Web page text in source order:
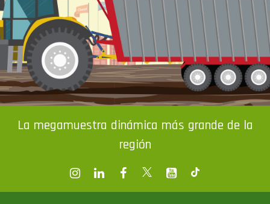
La megamuestra dinámica más grande de la
región